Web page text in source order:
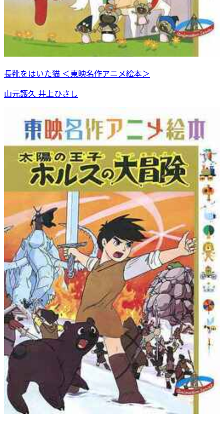
長靴をはいた猫 ＜東映名作アニメ絵本＞
山元護久 井上ひさし